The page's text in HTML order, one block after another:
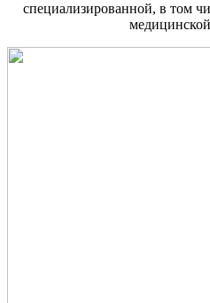
специализированной, в том